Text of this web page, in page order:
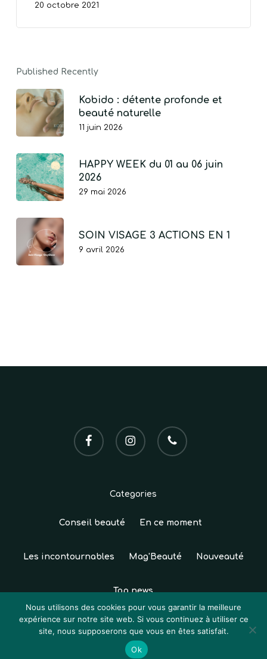
Voir Le Panier Commander
20 octobre 2021
Published Recently
Kobido : détente profonde et
beauté naturelle
11 juin 2026
HAPPY WEEK du 01 au 06 juin
2026
29 mai 2026
SOIN VISAGE 3 ACTIONS EN 1
9 avril 2026
facebook instagram phone
Categories
Conseil beauté En ce moment
Les incontournables Mag'Beauté Nouveauté
Top news
© 2026 Institut Sun Studio. Tous droits réservés.
Création
Atelier Com'Personne | Mentions légales
CGV
Nous utilisons des cookies pour vous garantir la meilleure
expérience sur notre site web. Si vous continuez à utiliser ce
site, nous supposerons que vous en êtes satisfait.
Ok